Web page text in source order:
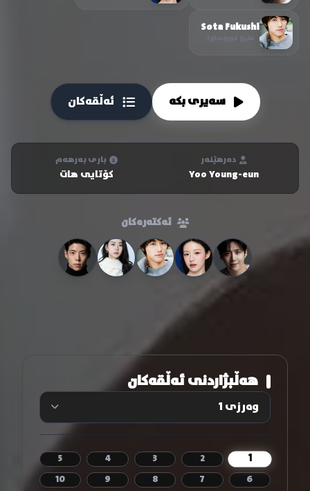
Sota Fukushi
هێرۆ کورۆساوا
سەیری بکە ئەڵقەکان
دەرهێنەر
Yoo Young-eun
باری بەرهەم
کۆتایی هات
ئەکتەرەکان
هەڵبژاردنی ئەڵقەکان
1
2
3
4
5
6
7
8
9
10